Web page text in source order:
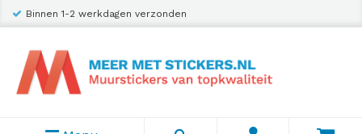
Binnen 1-2 werkdagen verzonden